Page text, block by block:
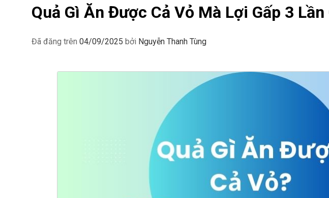
Quả Gì Ăn Được Cả Vỏ Mà Lợi Gấp 3 Lần
Đã đăng trên 04/09/2025 bởi Nguyễn Thanh Tùng